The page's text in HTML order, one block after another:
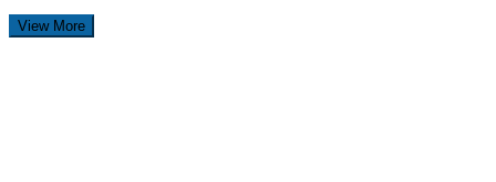
View More